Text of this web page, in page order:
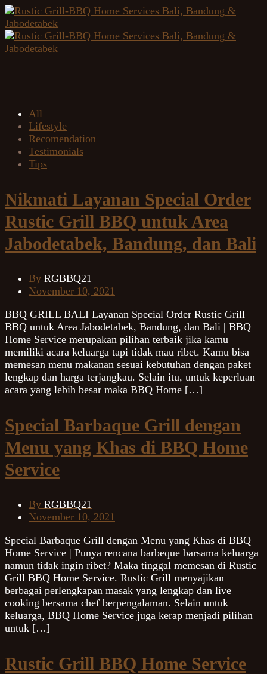
All
Lifestyle
Recomendation
Testimonials
Tips
Nikmati Layanan Special Order
Rustic Grill BBQ untuk Area
Jabodetabek, Bandung, dan Bali
By RGBBQ21
November 10, 2021
BBQ GRILL BALI Layanan Special Order Rustic Grill
BBQ untuk Area Jabodetabek, Bandung, dan Bali | BBQ
Home Service merupakan pilihan terbaik jika kamu
memiliki acara keluarga tapi tidak mau ribet. Kamu bisa
memesan menu makanan sesuai kebutuhan dengan paket
lengkap dan harga terjangkau. Selain itu, untuk keperluan
acara yang lebih besar maka BBQ Home […]
Special Barbaque Grill dengan
Menu yang Khas di BBQ Home
Service
By RGBBQ21
November 10, 2021
Special Barbaque Grill dengan Menu yang Khas di BBQ
Home Service | Punya rencana barbeque barsama keluarga
namun tidak ingin ribet? Maka tinggal memesan di Rustic
Grill BBQ Home Service. Rustic Grill menyajikan
berbagai perlengkapan masak yang lengkap dan live
cooking bersama chef berpengalaman. Selain untuk
keluarga, BBQ Home Service juga kerap menjadi pilihan
untuk […]
Rustic Grill BBQ Home Service